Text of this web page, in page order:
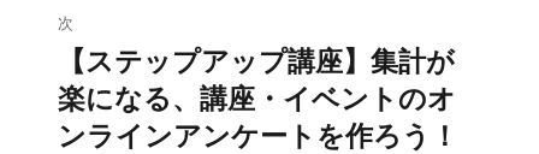
ビ
ゲ
ー
稿:
次
の
投
【ステップアップ講座】集計が
楽になる、講座・イベントのオ
ンラインアンケートを作ろう！